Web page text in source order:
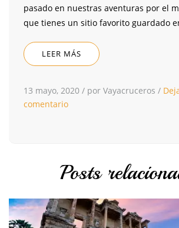
pasado en nuestras aventuras por el
que tienes un sitio favorito guardado
LEER MÁS
13 mayo, 2020 / por Vayacruceros /
comentario
Posts